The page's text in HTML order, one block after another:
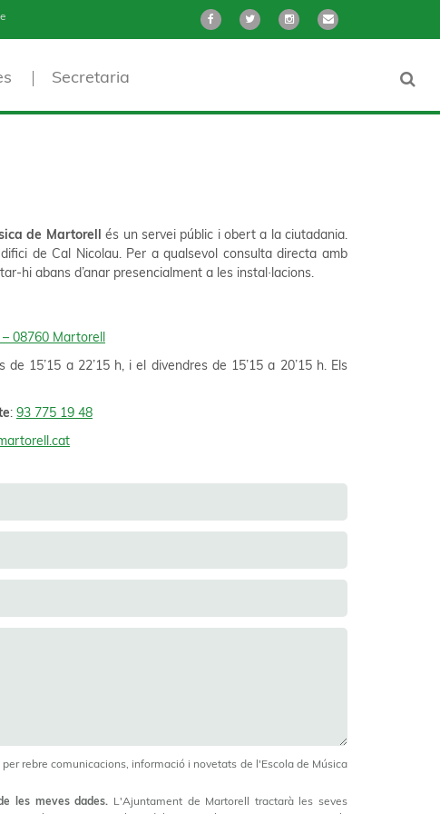
Secretaria
de Martorell és un servei públic i obert a la ciutadania.
de Cal Nicolau. Per a qualsevol consulta directa amb
hi abans d’anar presencialment a les instal·lacions.
– 08760 Martorell
de 15’15 a 22’15 h, i el divendres de 15’15 a 20’15 h. Els
: 93 775 19 48
rebre comunicacions, informació i novetats de l'Escola de Música
les meves dades. L'Ajuntament de Martorell tractarà les seves